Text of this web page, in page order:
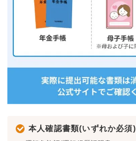
本人確認書類(いずれか必須)